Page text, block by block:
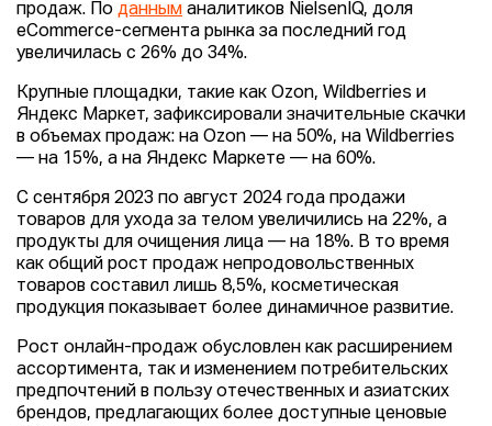
продаж. По данным аналитиков NielsenIQ, доля
eCommerce-сегмента рынка за последний год
увеличилась с 26% до 34%.
Крупные площадки, такие как Ozon, Wildberries и
Яндекс Маркет, зафиксировали значительные скачки
в объемах продаж: на Ozon — на 50%, на Wildberries
— на 15%, а на Яндекс Маркете — на 60%.
С сентября 2023 по август 2024 года продажи
товаров для ухода за телом увеличились на 22%, а
продукты для очищения лица — на 18%. В то время
как общий рост продаж непродовольственных
товаров составил лишь 8,5%, косметическая
продукция показывает более динамичное развитие.
Рост онлайн-продаж обусловлен как расширением
ассортимента, так и изменением потребительских
предпочтений в пользу отечественных и азиатских
брендов, предлагающих более доступные ценовые